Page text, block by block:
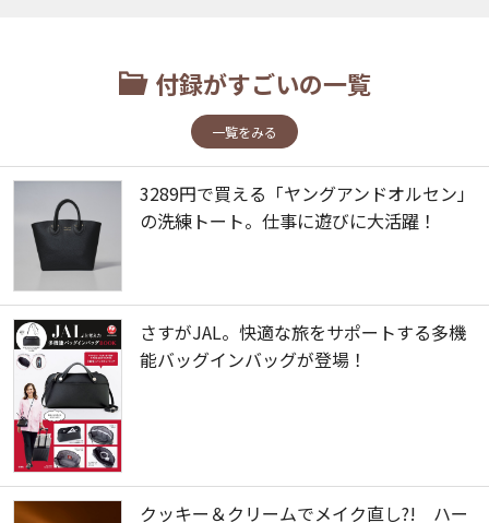
付録がすごいの一覧
一覧をみる
3289円で買える「ヤングアンドオルセン」
の洗練トート。仕事に遊びに大活躍！
さすがJAL。快適な旅をサポートする多機
能バッグインバッグが登場！
クッキー＆クリームでメイク直し?! ハー